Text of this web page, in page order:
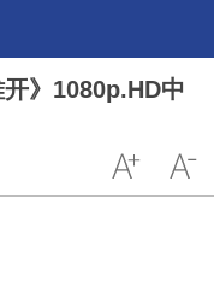
》1080p.HD中